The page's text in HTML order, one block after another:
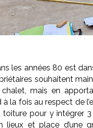
les années 80 est
souhaitent
chalet, mais en
la fois au respect de
pour y intégrer
et place d’une